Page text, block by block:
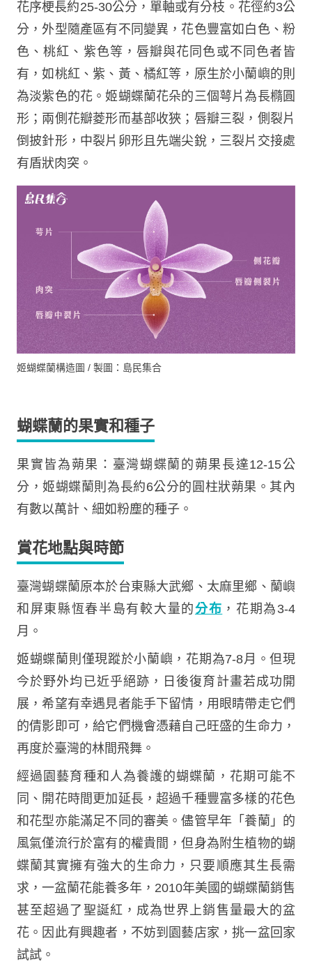
花序梗長約25-30公分，單軸或有分枝。花徑約3公
分，外型隨產區有不同變異，花色豐富如白色、粉
色、桃紅、紫色等，唇瓣與花同色或不同色者皆
有，如桃紅、紫、黃、橘紅等，原生於小蘭嶼的則
為淡紫色的花。姬蝴蝶蘭花朵的三個萼片為長橢圓
形；兩側花瓣菱形而基部收狹；唇瓣三裂，側裂片
倒披針形，中裂片卵形且先端尖銳，三裂片交接處
有盾狀肉突。
姬蝴蝶蘭構造圖 / 製圖：島民集合
蝴蝶蘭的果實和種子
果實皆為蒴果：臺灣蝴蝶蘭的蒴果長達12-15公
分，姬蝴蝶蘭則為長約6公分的圓柱狀蒴果。其內
有數以萬計、細如粉塵的種子。
賞花地點與時節
臺灣蝴蝶蘭原本於台東縣大武鄉、太麻里鄉、蘭嶼
和屏東縣恆春半島有較大量的分布 ，花期為3-4
月。
姬蝴蝶蘭則僅現蹤於小蘭嶼，花期為7-8月。但現
今於野外均已近乎絕跡，日後復育計畫若成功開
展，希望有幸遇見者能手下留情，用眼睛帶走它們
的倩影即可，給它們機會憑藉自己旺盛的生命力，
再度於臺灣的林間飛舞。
經過園藝育種和人為養護的蝴蝶蘭，花期可能不
同、開花時間更加延長，超過千種豐富多樣的花色
和花型亦能滿足不同的審美。儘管早年「養蘭」的
風氣僅流行於富有的權貴間，但身為附生植物的蝴
蝶蘭其實擁有強大的生命力，只要順應其生長需
求，一盆蘭花能養多年，2010年美國的蝴蝶蘭銷售
甚至超過了聖誕紅，成為世界上銷售量最大的盆
花。因此有興趣者，不妨到園藝店家，挑一盆回家
試試。